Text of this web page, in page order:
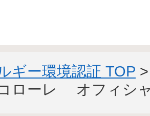
ギー環境認証 TOP
ローレ オフィシ